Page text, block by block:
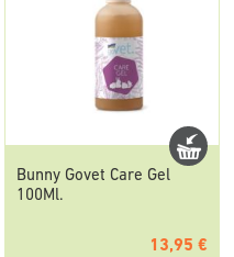
Bunny Govet Care Gel
100Ml.
13,95 €